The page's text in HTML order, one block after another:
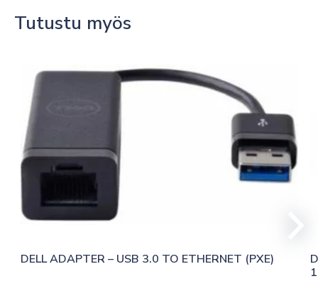
0.9M
Tutustu myös
DELL ADAPTER – USB 3.0 TO ETHERNET (PXE)